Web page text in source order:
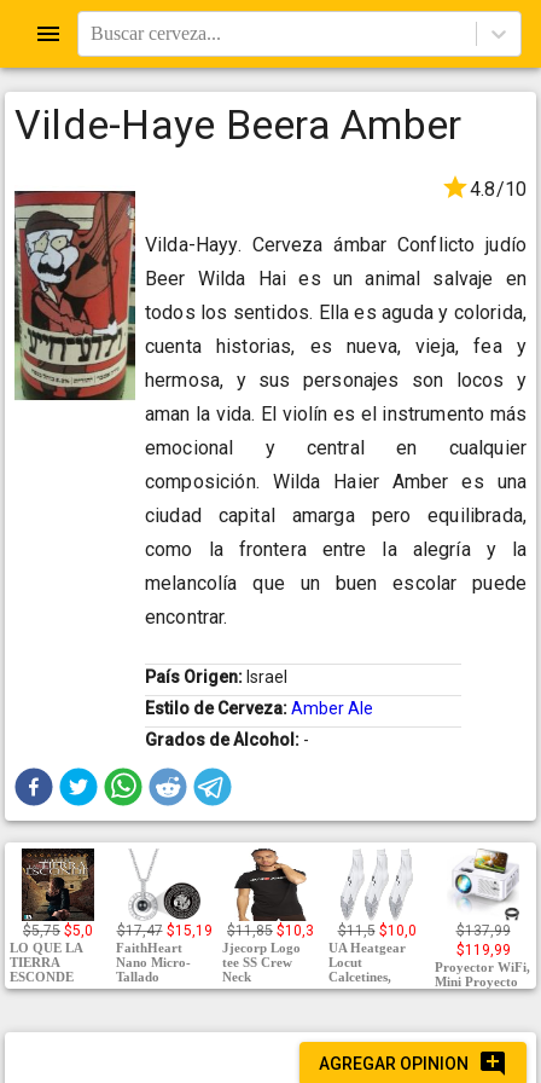
Buscar cerveza...
Vilde-Haye Beera Amber
4.8/10
Vilda-Hayy. Cerveza ámbar Conflicto judío
Beer Wilda Hai es un animal salvaje en
todos los sentidos. Ella es aguda y colorida,
cuenta historias, es nueva, vieja, fea y
hermosa, y sus personajes son locos y
aman la vida. El violín es el instrumento más
emocional y central en cualquier
composición. Wilda Haier Amber es una
ciudad capital amarga pero equilibrada,
como la frontera entre la alegría y la
melancolía que un buen escolar puede
encontrar.
País Origen: Israel
Estilo de Cerveza:Amber Ale
Grados de Alcohol: -
$5,75 $5,0
LO QUE LA
TIERRA
ESCONDE
$17,47 $15,19
FaithHeart
Nano Micro-
Tallado
$11,85 $10,3
Jjecorp Logo
tee SS Crew
Neck
$11,5 $10,0
UA Heatgear
Locut
Calcetines,
$137,99
$119,99
Proyector WiFi,
Mini Proyecto
AGREGAR OPINION